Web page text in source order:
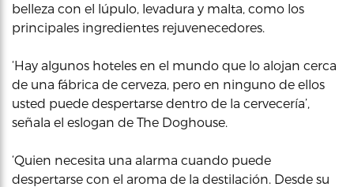
belleza con el lúpulo, levadura y malta, como los
principales ingredientes rejuvenecedores.
‘Hay algunos hoteles en el mundo que lo alojan cerca
de una fábrica de cerveza, pero en ninguno de ellos
usted puede despertarse dentro de la cervecería’,
señala el eslogan de The Doghouse.
‘Quien necesita una alarma cuando puede
despertarse con el aroma de la destilación. Desde su